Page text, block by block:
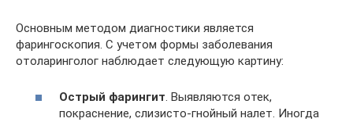
Основным методом диагностики является
фарингоскопия. С учетом формы заболевания
отоларинголог наблюдает следующую картину:
Острый фарингит. Выявляются отек,
покраснение, слизисто-гнойный налет. Иногда